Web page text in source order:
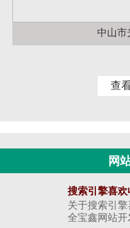
中山市
查
网
搜索引擎喜
关于搜索引
全宝鑫网站